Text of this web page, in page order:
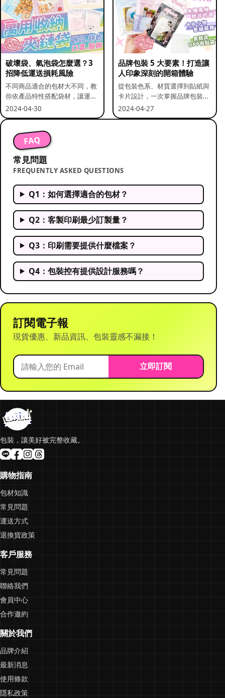
破壞袋、氣泡袋怎麼選？3
招降低運送損耗風險
不同商品適合的包材大不同，教
你依產品特性搭配袋材，讓運送
更安全。
2024-04-30
品牌包裝 5 大要素！打造讓
人印象深刻的開箱體驗
從包裝色系、材質選擇到貼紙與
卡片設計，一次掌握品牌包裝的
關鍵要素。
2024-04-27
FAQ
常見問題
FREQUENTLY ASKED QUESTIONS
Q1：如何選擇適合的包材？
Q2：客製印刷最少訂製量？
Q3：印刷需要提供什麼檔案？
Q4：包裝控有提供設計服務嗎？
訂閱電子報
現貨優惠、新品資訊、包裝靈感不漏接！
立即訂閱
包裝，讓美好被完整收藏。
購物指南
包材知識
常見問題
運送方式
退換貨政策
客戶服務
常見問題
聯絡我們
會員中心
合作邀約
關於我們
品牌介紹
最新消息
使用條款
隱私政策